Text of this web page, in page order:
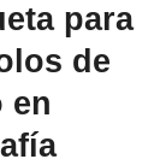
para
de
en